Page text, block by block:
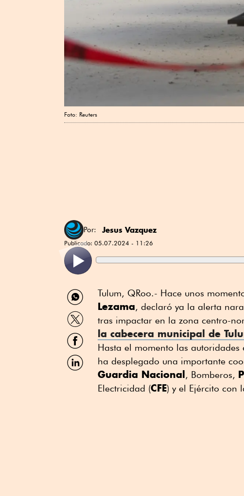
Foto: Reuters
Por: Jesus Vazquez
Publicado: 05.07.2024 - 11:26
Compartir
por
WhatsApp
Compartir
por
Twitter
Compartir
por
Facebook
Compartir
por
Tulum, QRoo.- Hace unos
Lezama, declaró ya la alerta
tras impactar en la zona centro-
la cabecera municipal de
Hasta el momento las autoridades
ha desplegado una importante
Guardia Nacional, Bomberos,
Electricidad (CFE) y el Ejército con